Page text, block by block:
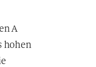
A
hohen